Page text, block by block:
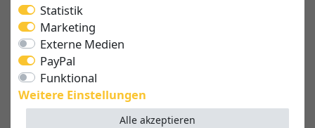
Statistik
Marketing
Externe Medien
PayPal
Funktional
Weitere Einstellungen
Alle akzeptieren